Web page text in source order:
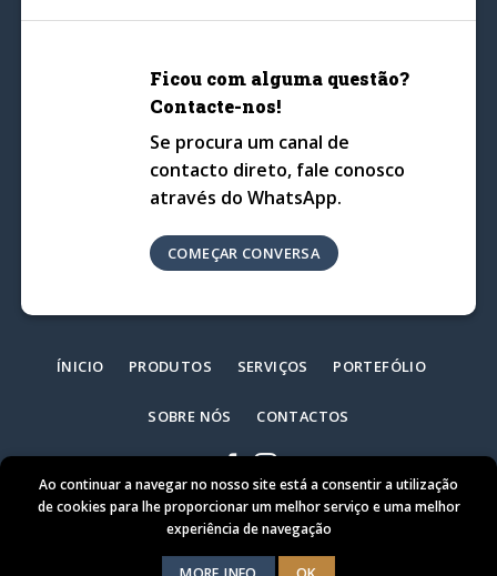
Ficou com alguma questão?
Contacte-nos!
Se procura um canal de
contacto direto, fale conosco
através do WhatsApp.
COMEÇAR CONVERSA
ÍNICIO PRODUTOS SERVIÇOS PORTEFÓLIO
SOBRE NÓS CONTACTOS
Ao continuar a navegar no nosso site está a consentir a utilização
de cookies para lhe proporcionar um melhor serviço e uma melhor
experiência de navegação